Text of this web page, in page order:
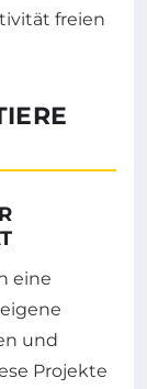
eine
und
Projekte